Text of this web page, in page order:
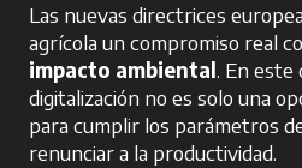
Las nuevas directrices
agrícola un compromiso real
impacto ambiental. En
digitalización no es solo una
para cumplir los parámetros
renunciar a la productividad.